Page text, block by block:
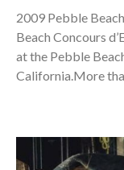
2009 Pebble
Beach Concours
at the Pebble
California.More